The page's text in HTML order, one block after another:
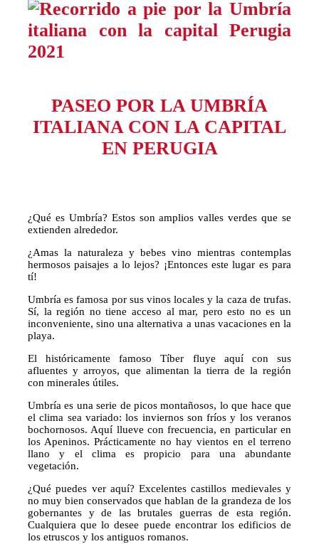
PASEO POR LA UMBRÍA
ITALIANA CON LA CAPITAL
EN PERUGIA
¿Qué es Umbría? Estos son amplios valles verdes que se
extienden alrededor.
¿Amas la naturaleza y bebes vino mientras contemplas
hermosos paisajes a lo lejos? ¡Entonces este lugar es para
tí!
Umbría es famosa por sus vinos locales y la caza de trufas.
Sí, la región no tiene acceso al mar, pero esto no es un
inconveniente, sino una alternativa a unas vacaciones en la
playa.
El históricamente famoso Tíber fluye aquí con sus
afluentes y arroyos, que alimentan la tierra de la región
con minerales útiles.
Umbría es una serie de picos montañosos, lo que hace que
el clima sea variado: los inviernos son fríos y los veranos
bochornosos. Aquí llueve con frecuencia, en particular en
los Apeninos. Prácticamente no hay vientos en el terreno
llano y el clima es propicio para una abundante
vegetación.
¿Qué puedes ver aquí? Excelentes castillos medievales y
no muy bien conservados que hablan de la grandeza de los
gobernantes y de las brutales guerras de esta región.
Cualquiera que lo desee puede encontrar los edificios de
los etruscos y los antiguos romanos.